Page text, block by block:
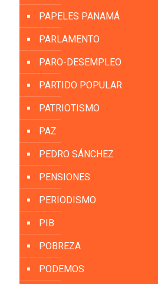
PAPELES PANAMÁ
PARLAMENTO
PARO-DESEMPLEO
PARTIDO POPULAR
PATRIOTISMO
PAZ
PEDRO SÁNCHEZ
PENSIONES
PERIODISMO
PIB
POBREZA
PODEMOS